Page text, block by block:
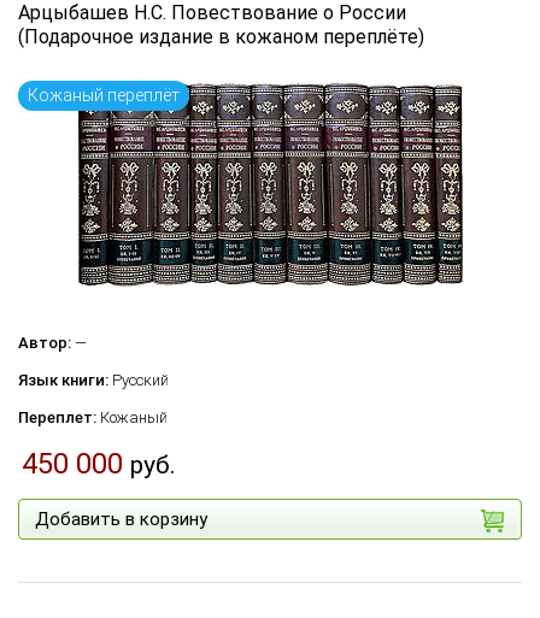
Арцыбашев Н.С. Повествование о России
(Подарочное издание в кожаном переплёте)
Кожаный переплёт
Автор: —
Язык книги: Русский
Переплет: Кожаный
450 000 руб.
Добавить в корзину